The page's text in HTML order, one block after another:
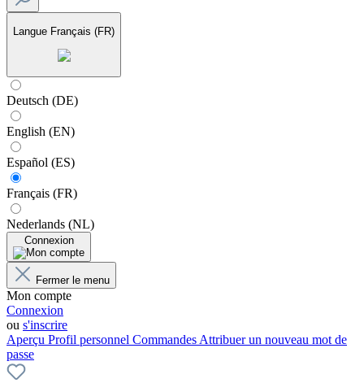
Langue Français (FR)
Deutsch (DE)
English (EN)
Español (ES)
Français (FR)
Nederlands (NL)
Connexion
Fermer le menu
Mon compte
Connexion
ou s'inscrire
Aperçu Profil personnel Commandes Attribuer un nouveau mot de
passe